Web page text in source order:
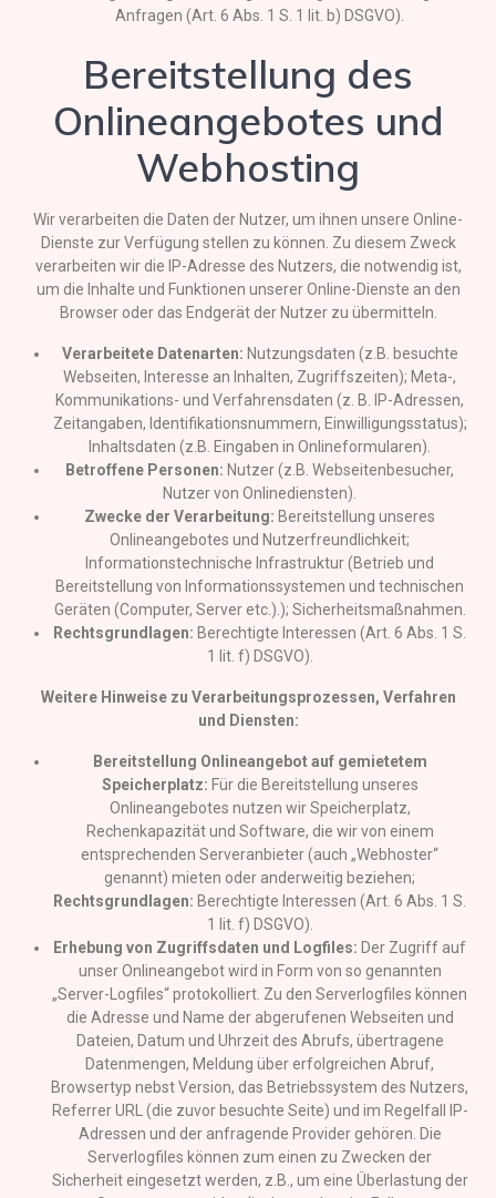
Anfragen (Art. 6 Abs. 1 S. 1 lit. b) DSGVO).
Bereitstellung des
Onlineangebotes und
Webhosting
Wir verarbeiten die Daten der Nutzer, um ihnen unsere Online-
Dienste zur Verfügung stellen zu können. Zu diesem Zweck
verarbeiten wir die IP-Adresse des Nutzers, die notwendig ist,
um die Inhalte und Funktionen unserer Online-Dienste an den
Browser oder das Endgerät der Nutzer zu übermitteln.
Verarbeitete Datenarten: Nutzungsdaten (z.B. besuchte
Webseiten, Interesse an Inhalten, Zugriffszeiten); Meta-,
Kommunikations- und Verfahrensdaten (z. B. IP-Adressen,
Zeitangaben, Identifikationsnummern, Einwilligungsstatus);
Inhaltsdaten (z.B. Eingaben in Onlineformularen).
Betroffene Personen: Nutzer (z.B. Webseitenbesucher,
Nutzer von Onlinediensten).
Zwecke der Verarbeitung: Bereitstellung unseres
Onlineangebotes und Nutzerfreundlichkeit;
Informationstechnische Infrastruktur (Betrieb und
Bereitstellung von Informationssystemen und technischen
Geräten (Computer, Server etc.).); Sicherheitsmaßnahmen.
Rechtsgrundlagen: Berechtigte Interessen (Art. 6 Abs. 1 S.
1 lit. f) DSGVO).
Weitere Hinweise zu Verarbeitungsprozessen, Verfahren
und Diensten:
Bereitstellung Onlineangebot auf gemietetem
Speicherplatz: Für die Bereitstellung unseres
Onlineangebotes nutzen wir Speicherplatz,
Rechenkapazität und Software, die wir von einem
entsprechenden Serveranbieter (auch „Webhoster“
genannt) mieten oder anderweitig beziehen;
Rechtsgrundlagen: Berechtigte Interessen (Art. 6 Abs. 1 S.
1 lit. f) DSGVO).
Erhebung von Zugriffsdaten und Logfiles: Der Zugriff auf
unser Onlineangebot wird in Form von so genannten
„Server-Logfiles“ protokolliert. Zu den Serverlogfiles können
die Adresse und Name der abgerufenen Webseiten und
Dateien, Datum und Uhrzeit des Abrufs, übertragene
Datenmengen, Meldung über erfolgreichen Abruf,
Browsertyp nebst Version, das Betriebssystem des Nutzers,
Referrer URL (die zuvor besuchte Seite) und im Regelfall IP-
Adressen und der anfragende Provider gehören. Die
Serverlogfiles können zum einen zu Zwecken der
Sicherheit eingesetzt werden, z.B., um eine Überlastung der